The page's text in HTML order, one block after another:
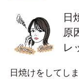
日
原
レ
日焼けをしてし